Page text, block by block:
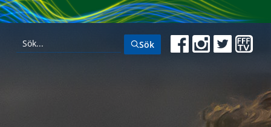
Sök